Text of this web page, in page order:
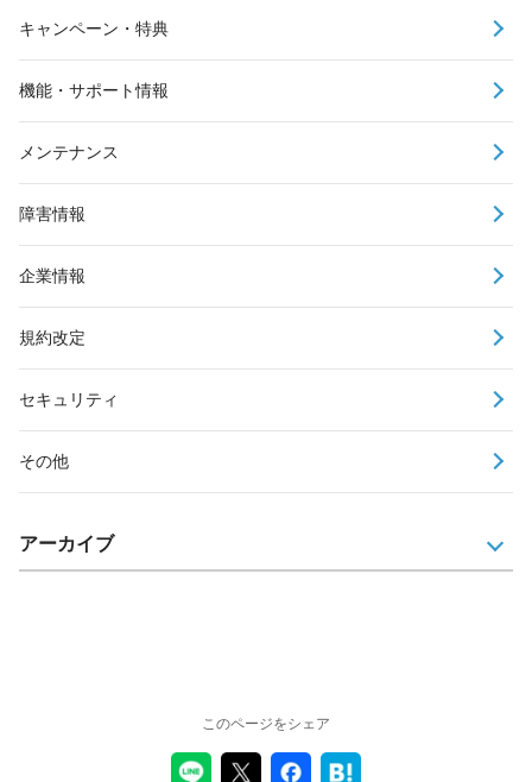
キャンペーン・特典
機能・サポート情報
メンテナンス
障害情報
企業情報
規約改定
セキュリティ
その他
アーカイブ
このページをシェア